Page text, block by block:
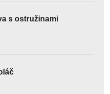
s ostružinami